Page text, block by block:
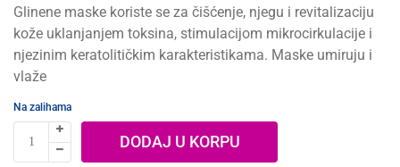
Glinene maske koriste se za čišćenje, njegu i revitalizaciju
kože uklanjanjem toksina, stimulacijom mikrocirkulacije i
njezinim keratolitičkim karakteristikama. Maske umiruju i
vlaže
Na zalihama
DODAJ U KORPU